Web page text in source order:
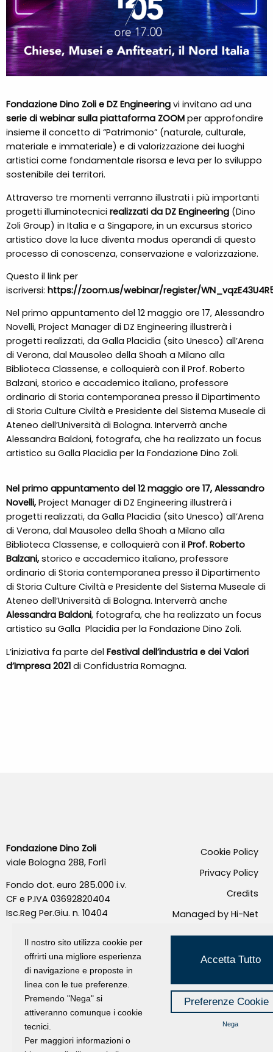
Fondazione Dino Zoli e DZ Engineeringvi invitano ad una
serie di webinar sulla piattaforma ZOOMper approfondire
insieme il concetto di “Patrimonio” (naturale, culturale,
materiale e immateriale) e di valorizzazione dei luoghi
artistici come fondamentale risorsa e leva per lo sviluppo
sostenibile dei territori.
Attraverso tre momenti verranno illustrati i più importanti
progetti illuminotecnici realizzati da DZ Engineering(Dino
Zoli Group) in Italia e a Singapore, in un excursus storico
artistico dove la luce diventa modus operandi di questo
processo di conoscenza, conservazione e valorizzazione.
Questo il link per
iscriversi: https://zoom.us/webinar/register/
Nel primo appuntamento del 12 maggio ore 17, Alessandro
Novelli, Project Manager di DZ Engineering illustrerà i
progetti realizzati, da Galla Placidia (sito Unesco) all’Arena
di Verona, dal Mausoleo della Shoah a Milano alla
Biblioteca Classense, e colloquierà con il Prof. Roberto
Balzani, storico e accademico italiano, professore
ordinario di Storia contemporanea presso il Dipartimento
di Storia Culture Civiltà e Presidente del Sistema Museale di
Ateneo dell’Università di Bologna. Interverrà anche
Alessandra Baldoni, fotografa, che ha realizzato un focus
artistico su Galla Placidia per la Fondazione Dino Zoli.
Nel primo appuntamento del 12 maggio ore 17, Alessandro
Novelli,Project Manager di DZ Engineering illustrerà i
progetti realizzati, da Galla Placidia (sito Unesco) all’Arena
di Verona, dal Mausoleo della Shoah a Milano alla
Biblioteca Classense, e colloquierà con il Prof. Roberto
Balzani,storico e accademico italiano, professore
ordinario di Storia contemporanea presso il Dipartimento
di Storia Culture Civiltà e Presidente del Sistema Museale di
Ateneo dell’Università di Bologna. Interverrà anche
Alessandra Baldoni, fotografa, che ha realizzato un focus
artistico su Galla Placidia per la Fondazione Dino Zoli.
L’iniziativa fa parte del Festival dell’industria e dei Valori
d’Impresa 2021di Confidustria Romagna.
Fondazione Dino Zoli
viale Bologna 288, Forlì
Fondo dot. euro 285.000 i.v.
CF e P.IVA 03692820404
Isc.Reg Per.Giu. n. 10404
Cookie Policy
Privacy Policy
Credits
Managed by Hi-Net
Il nostro sito utilizza cookie per
offrirti una migliore esperienza
di navigazione e proposte in
linea con le tue preferenze.
Premendo "Nega" si
attiveranno comunque i cookie
tecnici.
Per maggiori informazioni o
Accetta Tutto
Preferenze Cookie
Nega